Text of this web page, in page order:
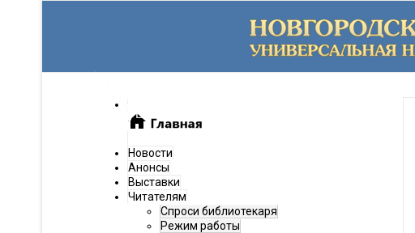
Новости
Анонсы
Выставки
Читателям
Спроси библиотекаря
Режим работы